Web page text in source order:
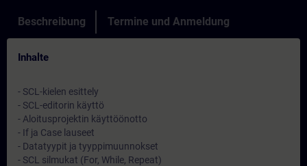
Beschreibung Termine und Anmeldung
Inhalte
- SCL-kielen esittely
- SCL-editorin käyttö
- Aloitusprojektin käyttöönotto
- If ja Case lauseet
- Datatyypit ja tyyppimuunnokset
- SCL silmukat (For, While, Repeat)